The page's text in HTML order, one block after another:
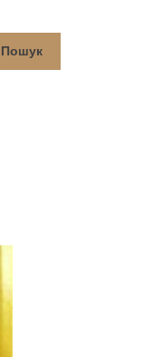
Пошук